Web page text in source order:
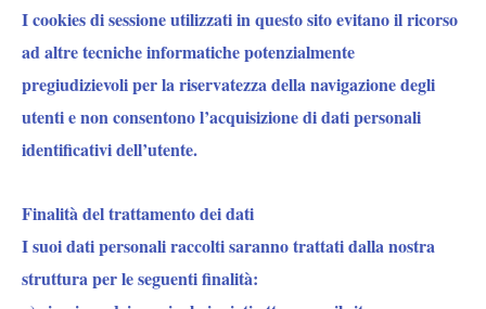
I cookies di sessione utilizzati in questo sito evitano il ricorso
ad altre tecniche informatiche potenzialmente
pregiudizievoli per la riservatezza della navigazione degli
utenti e non consentono l’acquisizione di dati personali
identificativi dell’utente.
Finalità del trattamento dei dati
I suoi dati personali raccolti saranno trattati dalla nostra
struttura per le seguenti finalità: